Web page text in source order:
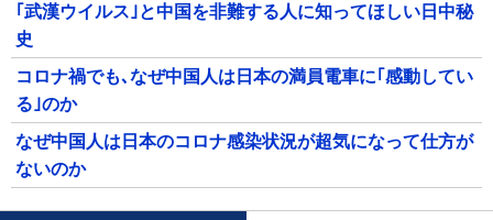
｢武漢ウイルス｣と中国を非難する人に知ってほしい日中秘
史
コロナ禍でも､なぜ中国人は日本の満員電車に｢感動してい
る｣のか
なぜ中国人は日本のコロナ感染状況が超気になって仕方が
ないのか